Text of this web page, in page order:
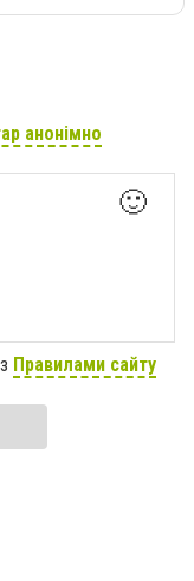
анонімно
🙂
Правилами сайту